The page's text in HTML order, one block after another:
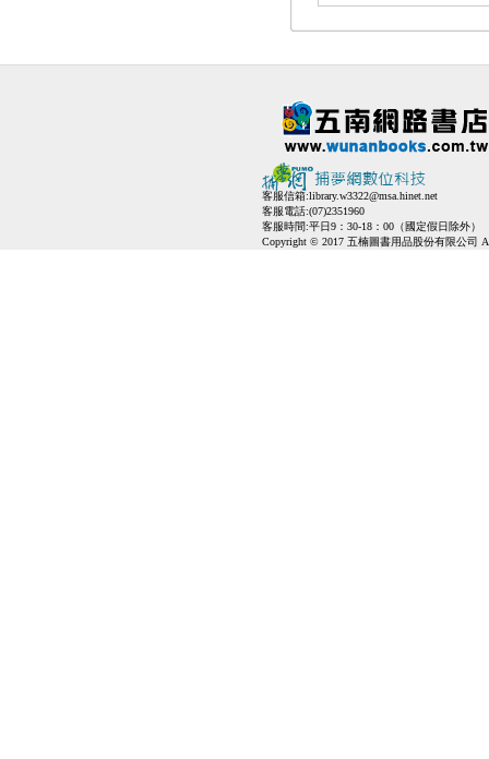
客服信箱:library.w3322@msa.hinet.net
客服電話:(07)2351960
客服時間:平日9：30-18：00（國定假日除外）
Copyright © 2017 五楠圖書用品股份有限公司